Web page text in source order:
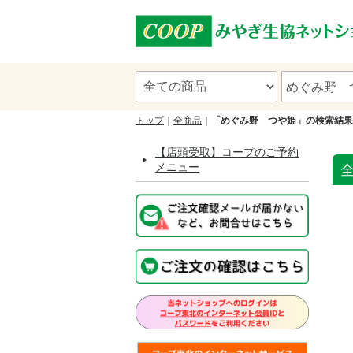
トップ 全商品 「めぐみ野 つや姫」の検索結果
【店頭受取】コープのご予約
メニュー